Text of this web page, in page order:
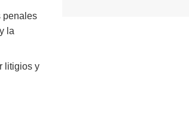
penales
la
litigios y